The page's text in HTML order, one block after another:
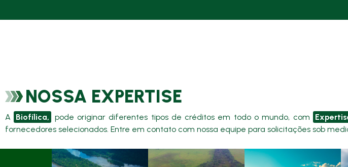
NOSSA EXPERTISE
A Biofílica, pode originar diferentes tipos de créditos em todo o mundo, com
fornecedores selecionados. Entre em contato com nossa equipe para solicitações sob